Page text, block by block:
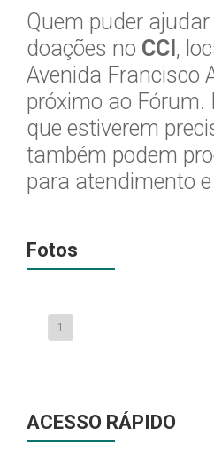
Quem puder
doações no CCI ,
Avenida Francisco
próximo ao Fórum.
que estiverem
também podem
para atendimento
Fotos
1
ACESSO RÁPIDO